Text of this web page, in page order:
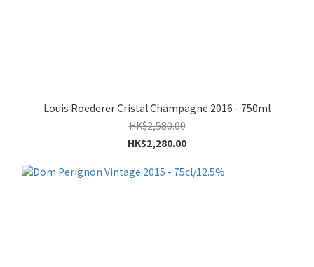
Louis Roederer Cristal Champagne 2016 - 750ml
HK$2,580.00
HK$2,280.00